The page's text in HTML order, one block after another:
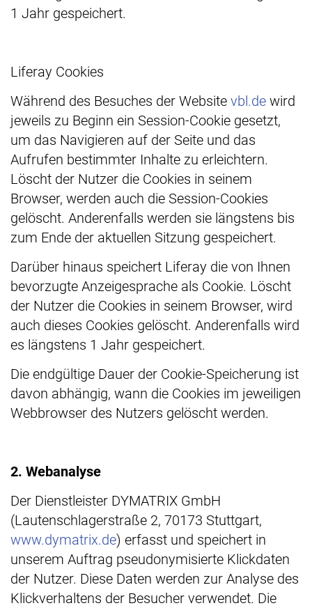
1 Jahr gespeichert.
Liferay Cookies
Während des Besuches der Website vbl.de wird
jeweils zu Beginn ein Session-Cookie gesetzt,
um das Navigieren auf der Seite und das
Aufrufen bestimmter Inhalte zu erleichtern.
Löscht der Nutzer die Cookies in seinem
Browser, werden auch die Session-Cookies
gelöscht. Anderenfalls werden sie längstens bis
zum Ende der aktuellen Sitzung gespeichert.
Darüber hinaus speichert Liferay die von Ihnen
bevorzugte Anzeigesprache als Cookie. Löscht
der Nutzer die Cookies in seinem Browser, wird
auch dieses Cookies gelöscht. Anderenfalls wird
es längstens 1 Jahr gespeichert.
Die endgültige Dauer der Cookie-Speicherung ist
davon abhängig, wann die Cookies im jeweiligen
Webbrowser des Nutzers gelöscht werden.
2. Webanalyse
Der Dienstleister DYMATRIX GmbH
(Lautenschlagerstraße 2, 70173 Stuttgart,
www.dymatrix.de) erfasst und speichert in
unserem Auftrag pseudonymisierte Klickdaten
der Nutzer. Diese Daten werden zur Analyse des
Klickverhaltens der Besucher verwendet. Die